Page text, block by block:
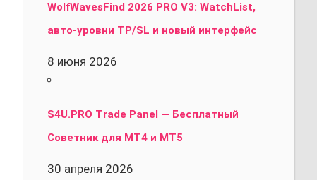
WolfWavesFind 2026 PRO V3: WatchList,
авто-уровни TP/SL и новый интерфейс
8 июня 2026
S4U.PRO Trade Panel — Бесплатный
Советник для MT4 и MT5
30 апреля 2026